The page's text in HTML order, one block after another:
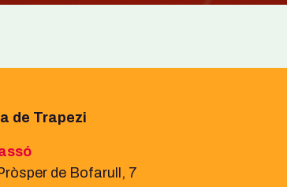
de Trapezi
de Bofarull, 7